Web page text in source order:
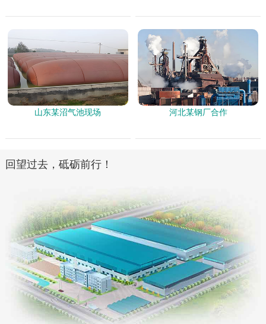
山东某沼气池现场 河北某钢厂合作
回望过去，砥砺前行！